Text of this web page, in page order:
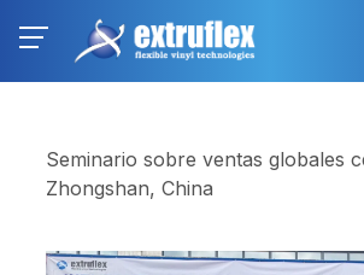
Seminario sobre ventas globales
Zhongshan, China